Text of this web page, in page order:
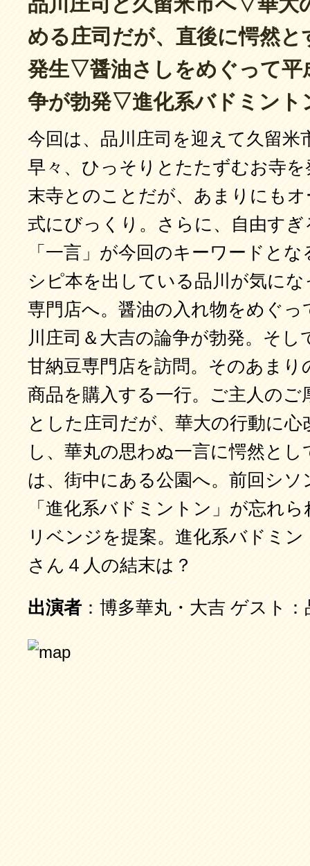
める庄司だが、直後に愕然と
発生▽醤油さしをめぐって平
争が勃発▽進化系バドミント
今回は、品川庄司を迎えて久留米
早々、ひっそりとたたずむお寺を
末寺とのことだが、あまりにも
式にびっくり。さらに、自由す
「一言」が今回のキーワードと
シピ本を出している品川が気に
専門店へ。醤油の入れ物をめぐっ
川庄司＆大吉の論争が勃発。そし
甘納豆専門店を訪問。そのあまり
商品を購入する一行。ご主人のご
とした庄司だが、華大の行動に心
し、華丸の思わぬ一言に愕然と
は、街中にある公園へ。前回シ
「進化系バドミントン」が忘れ
リベンジを提案。進化系バドミ
さん４人の結末は？
出演者：博多華丸・大吉 ゲスト：